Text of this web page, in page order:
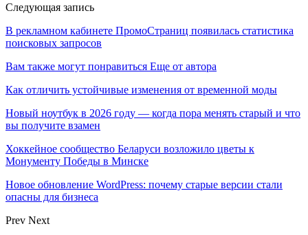
Следующая запись
В рекламном кабинете ПромоСтраниц появилась статистика
поисковых запросов
Вам также могут понравиться Еще от автора
Как отличить устойчивые изменения от временной моды
Новый ноутбук в 2026 году — когда пора менять старый и что
вы получите взамен
Хоккейное сообщество Беларуси возложило цветы к
Монументу Победы в Минске
Новое обновление WordPress: почему старые версии стали
опасны для бизнеса
Prev Next